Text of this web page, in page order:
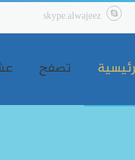
skype.alwajeez
تصفح